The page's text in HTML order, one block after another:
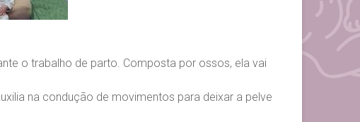
o trabalho de parto. Composta por ossos, ela vai
na condução de movimentos para deixar a pelve